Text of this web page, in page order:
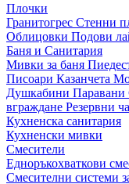
Плочки
Гранитогрес Стенни
Облицовки Подови
Баня и Санитария
Мивки за баня
Писоари Казанчета
Душкабини Паравани
вграждане Резервни
Кухненска санитария
Кухненски мивки
Смесители
Едноръкохваткови
Смесителни системи